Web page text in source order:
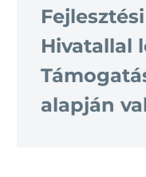
Hivatallal
alapján